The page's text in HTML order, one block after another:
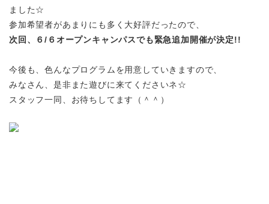
ました☆
参加希望者があまりにも多く大好評だったので、
次回、６/６オープンキャンパスでも緊急追加開催が決定!!
今後も、色んなプログラムを用意していきますので、
みなさん、是非また遊びに来てくださいネ☆
スタッフ一同、お待ちしてます（＾＾）